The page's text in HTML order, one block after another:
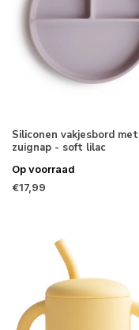
Siliconen vakjesbord met
zuignap - soft lilac
Op voorraad
€17,99